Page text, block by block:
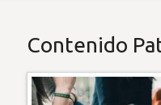
Contenido